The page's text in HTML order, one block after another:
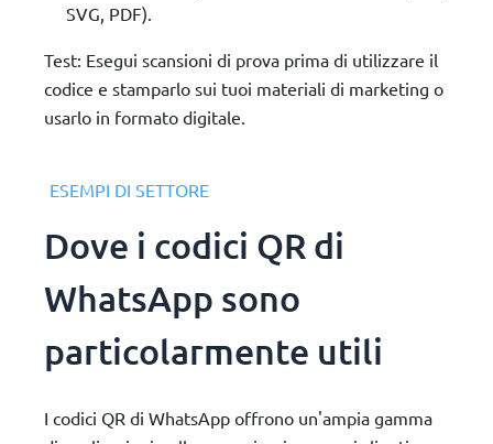
SVG, PDF).
Test: Esegui scansioni di prova prima di utilizzare il
codice e stamparlo sui tuoi materiali di marketing o
usarlo in formato digitale.
ESEMPI DI SETTORE
Dove i codici QR di
WhatsApp sono
particolarmente utili
I codici QR di WhatsApp offrono un'ampia gamma